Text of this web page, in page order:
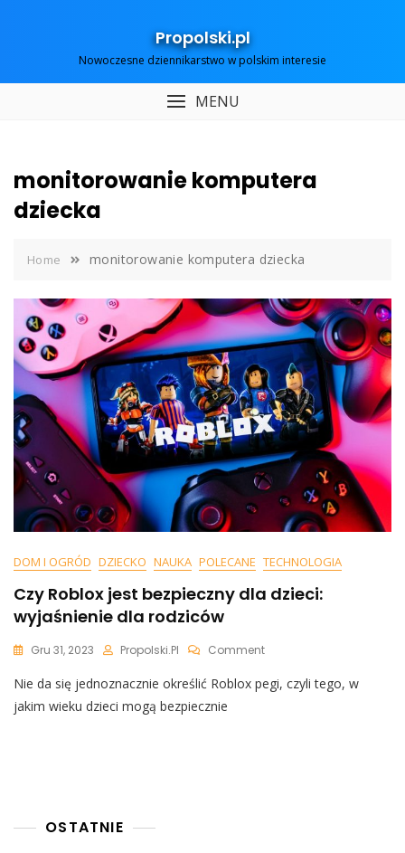
Propolski.pl
Nowoczesne dziennikarstwo w polskim interesie
MENU
monitorowanie komputera
dziecka
Home monitorowanie komputera dziecka
DOM I OGRÓD DZIECKO NAUKA POLECANE TECHNOLOGIA
Czy Roblox jest bezpieczny dla dzieci:
wyjaśnienie dla rodziców
Gru 31, 2023 Propolski.pl CommentOn
Roblox
Nie da się jednoznacznie określić Roblox pegi, czyli tego, w
jakim wieku dzieci mogą bezpiecznie
OSTATNIE